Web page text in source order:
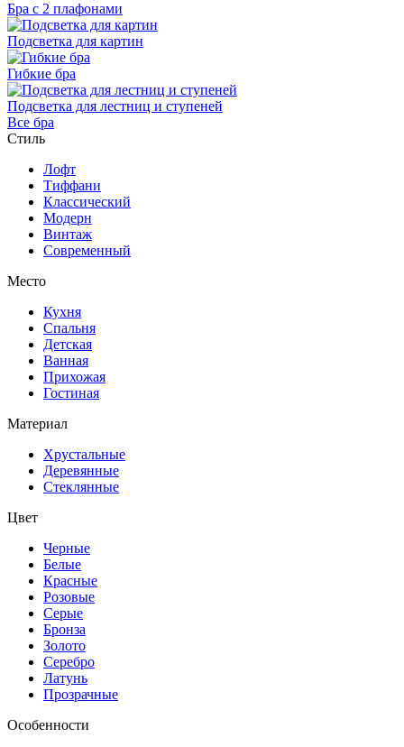
Бра с 2 плафонами
Подсветка для картин
Гибкие бра
Подсветка для лестниц и ступеней
Все бра
Стиль
Лофт
Тиффани
Классический
Модерн
Винтаж
Современный
Место
Кухня
Спальня
Детская
Ванная
Прихожая
Гостиная
Материал
Хрустальные
Деревянные
Стеклянные
Цвет
Черные
Белые
Красные
Розовые
Серые
Бронза
Золото
Серебро
Латунь
Прозрачные
Особенности